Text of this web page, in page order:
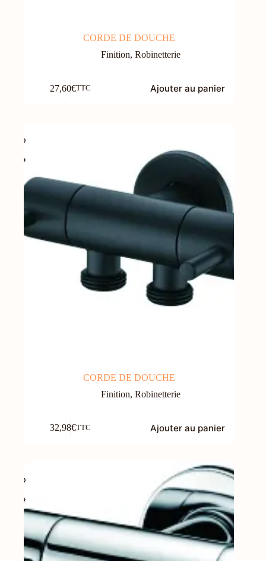
CORDE DE DOUCHE
Finition,Robinetterie
27,60€TTC Ajouter au panier
CORDE DE DOUCHE
Finition,Robinetterie
32,98€TTC Ajouter au panier